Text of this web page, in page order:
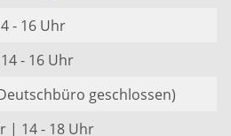
- 16 Uhr
- 16 Uhr
geschlossen)
| 14 - 18 Uhr